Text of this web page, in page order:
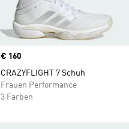
Price
€ 160
CRAZYFLIGHT 7 Schuh
Frauen Performance
3 Farben